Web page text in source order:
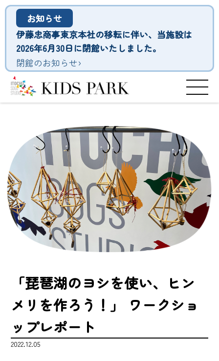
お知らせ
伊藤忠商事東京本社の移転に伴い、当施設は
2026年6月30日に閉館いたしました。
閉館のお知らせ›
「琵琶湖のヨシを使い、ヒン
メリを作ろう！」 ワークショ
ップレポート
2022.12.05